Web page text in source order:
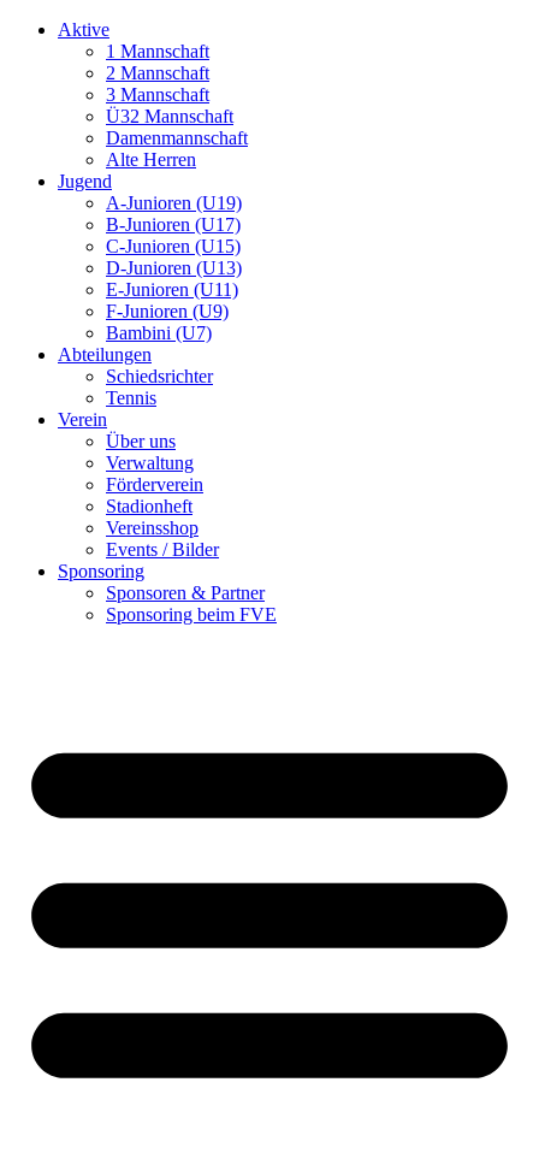
Aktive
1 Mannschaft
2 Mannschaft
3 Mannschaft
Ü32 Mannschaft
Damenmannschaft
Alte Herren
Jugend
A-Junioren (U19)
B-Junioren (U17)
C-Junioren (U15)
D-Junioren (U13)
E-Junioren (U11)
F-Junioren (U9)
Bambini (U7)
Abteilungen
Schiedsrichter
Tennis
Verein
Über uns
Verwaltung
Förderverein
Stadionheft
Vereinsshop
Events / Bilder
Sponsoring
Sponsoren & Partner
Sponsoring beim FVE